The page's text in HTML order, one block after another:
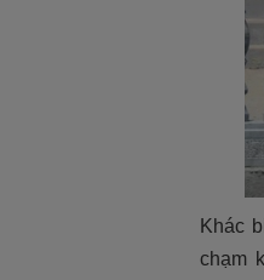
Khác
chạm